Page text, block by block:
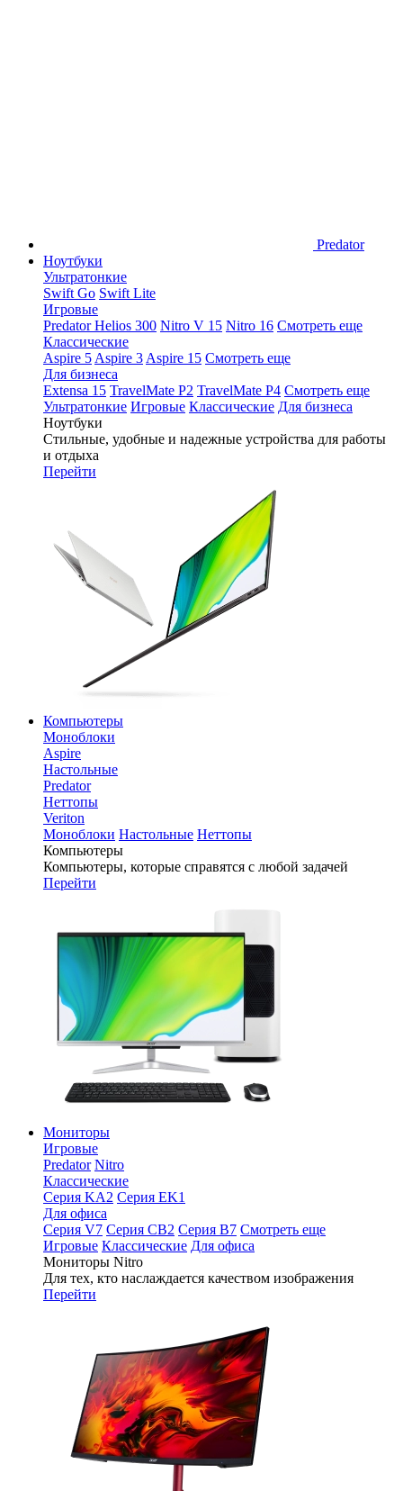
Predator
Ноутбуки
Ультратонкие
Swift Go Swift Lite
Игровые
Predator Helios 300 Nitro V 15 Nitro 16 Смотреть еще
Классические
Aspire 5 Aspire 3 Aspire 15 Смотреть еще
Для бизнеса
Extensa 15 TravelMate P2 TravelMate P4 Смотреть еще
Ультратонкие Игровые Классические Для бизнеса
Ноутбуки
Стильные, удобные и надежные устройства для работы
и отдыха
Перейти
Компьютеры
Моноблоки
Aspire
Настольные
Predator
Неттопы
Veriton
Моноблоки Настольные Неттопы
Компьютеры
Компьютеры, которые справятся с любой задачей
Перейти
Мониторы
Игровые
Predator Nitro
Классические
Серия KA2 Серия EK1
Для офиса
Серия V7 Серия CB2 Серия B7 Смотреть еще
Игровые Классические Для офиса
Мониторы Nitro
Для тех, кто наслаждается качеством изображения
Перейти